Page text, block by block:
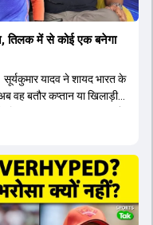
तिलक में से कोई एक बनेगा
यादव ने शायद भारत के
वह बतौर कप्तान या खिलाड़ी
आगामी टी20 सीरीज के
अय्यर सबसे आगे चल रहे
रजत पाटीदार कप्तानी की
को तीसरे ओपनर के तौर पर
और संजू सैमसन पहली पसंद
ज्यादा मौके मिलेंगे। अजीत